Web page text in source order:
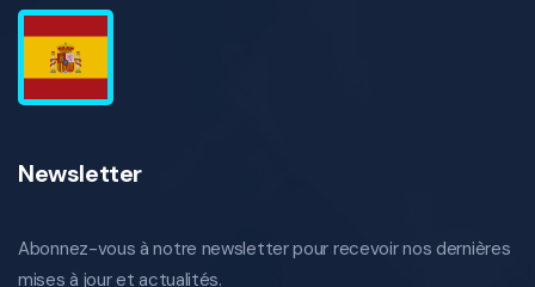
Newsletter
Abonnez-vous à notre newsletter pour recevoir nos dernières
mises à jour et actualités.